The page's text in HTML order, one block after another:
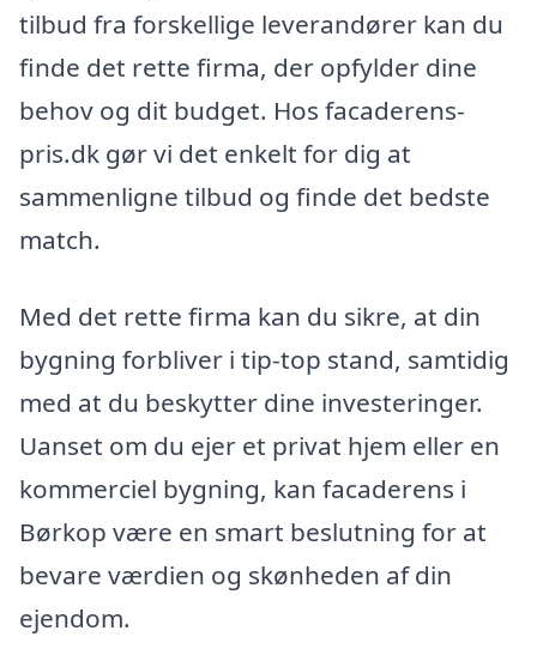
tilbud fra forskellige leverandører kan du
finde det rette firma, der opfylder dine
behov og dit budget. Hos facaderens-
pris.dk gør vi det enkelt for dig at
sammenligne tilbud og finde det bedste
match.
Med det rette firma kan du sikre, at din
bygning forbliver i tip-top stand, samtidig
med at du beskytter dine investeringer.
Uanset om du ejer et privat hjem eller en
kommerciel bygning, kan facaderens i
Børkop være en smart beslutning for at
bevare værdien og skønheden af din
ejendom.